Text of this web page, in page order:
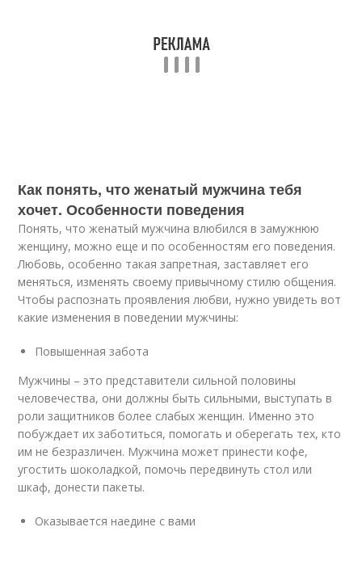
Как понять, что женатый мужчина тебя
хочет. Особенности поведения
Понять, что женатый мужчина влюбился в замужнюю
женщину, можно еще и по особенностям его поведения.
Любовь, особенно такая запретная, заставляет его
меняться, изменять своему привычному стилю общения.
Чтобы распознать проявления любви, нужно увидеть вот
какие изменения в поведении мужчины:
Повышенная забота
Мужчины – это представители сильной половины
человечества, они должны быть сильными, выступать в
роли защитников более слабых женщин. Именно это
побуждает их заботиться, помогать и оберегать тех, кто
им не безразличен. Мужчина может принести кофе,
угостить шоколадкой, помочь передвинуть стол или
шкаф, донести пакеты.
Оказывается наедине с вами